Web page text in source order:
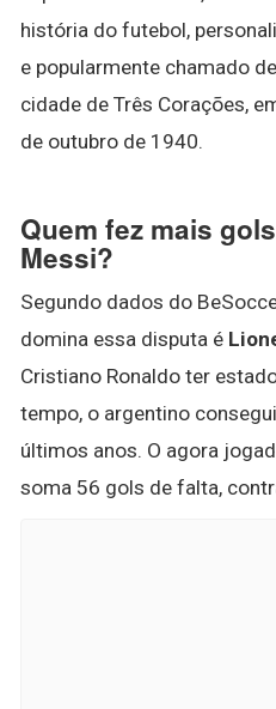
história do futebol,
e popularmente chamado
cidade de Três Corações,
de outubro de 1940.
Quem fez mais
Messi?
Segundo dados do
domina essa disputa é
Cristiano Ronaldo ter
tempo, o argentino
últimos anos. O agora
soma 56 gols de falta,